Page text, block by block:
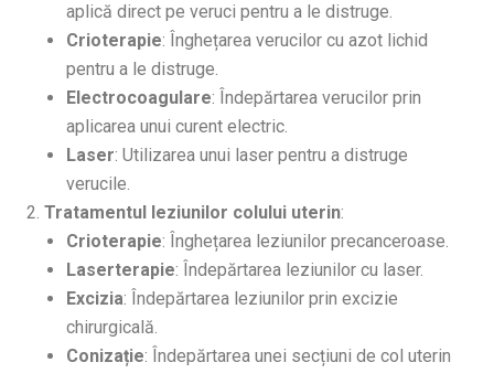
aplică direct pe veruci pentru a le distruge.
Crioterapie: Înghețarea verucilor cu azot lichid
pentru a le distruge.
Electrocoagulare: Îndepărtarea verucilor prin
aplicarea unui curent electric.
Laser: Utilizarea unui laser pentru a distruge
verucile.
Tratamentul leziunilor colului uterin:
Crioterapie: Înghețarea leziunilor precanceroase.
Laserterapie: Îndepărtarea leziunilor cu laser.
Excizia: Îndepărtarea leziunilor prin excizie
chirurgicală.
Conizație: Îndepărtarea unei secțiuni de col uterin